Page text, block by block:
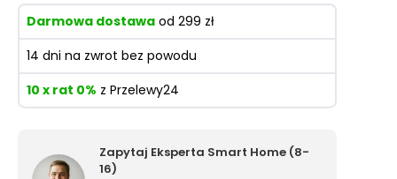
Darmowa dostawa od 299 zł
14 dni na zwrot bez powodu
10 x rat 0% z Przelewy24
Zapytaj Eksperta Smart Home (8-
16)